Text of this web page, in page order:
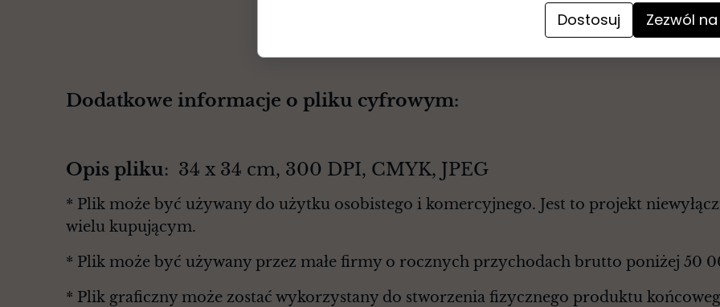
Dodatkowe informacje o pliku cyfrowym:
Opis pliku: 34 x 34 cm, 300 DPI, CMYK, JPEG
* Plik może być używany do użytku osobistego i komercyjnego. Jest to projekt
wielu kupującym.
* Plik może być używany przez małe firmy o rocznych przychodach brutto poniżej 50
* Plik graficzny może zostać wykorzystany do stworzenia fizycznego produktu
Dostosuj Zezwól